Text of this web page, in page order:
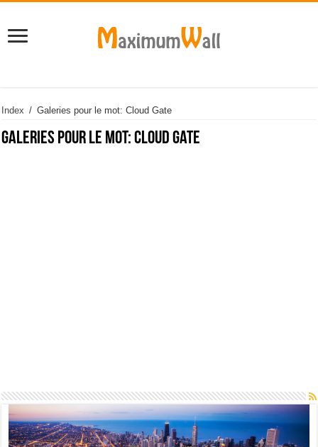
Index / Galeries pour le mot: Cloud Gate
Galeries pour le mot:Cloud Gate